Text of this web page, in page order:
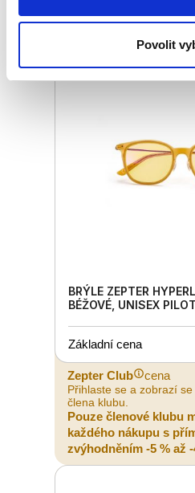
Povolit
zvýhodněním -5 % až
BRÝLE ZEPTER
BÉŽOVÉ, UNISEX
Základní cena
Zepter Club cena
Přihlaste se a zobrazí
člena klubu.
Pouze členové klubu
každého nákupu s
zvýhodněním -5 % až -